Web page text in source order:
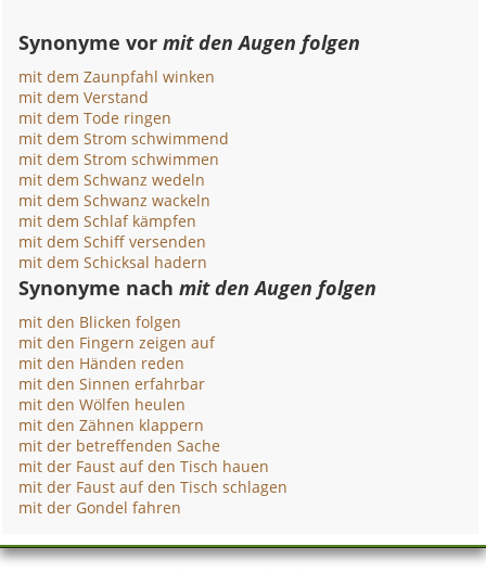
Synonyme vormit den Augen folgen
mit dem Zaunpfahl winken
mit dem Verstand
mit dem Tode ringen
mit dem Strom schwimmend
mit dem Strom schwimmen
mit dem Schwanz wedeln
mit dem Schwanz wackeln
mit dem Schlaf kämpfen
mit dem Schiff versenden
mit dem Schicksal hadern
Synonyme nachmit den Augen folgen
mit den Blicken folgen
mit den Fingern zeigen auf
mit den Händen reden
mit den Sinnen erfahrbar
mit den Wölfen heulen
mit den Zähnen klappern
mit der betreffenden Sache
mit der Faust auf den Tisch hauen
mit der Faust auf den Tisch schlagen
mit der Gondel fahren